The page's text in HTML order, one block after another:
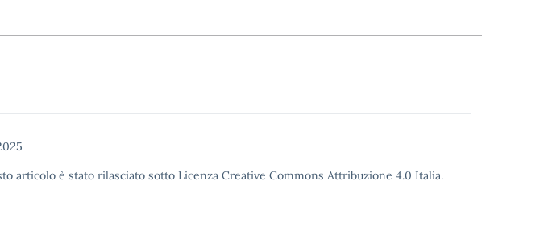
articolo è stato rilasciato sotto Licenza Creative Commons Attribuzione 4.0 Italia.